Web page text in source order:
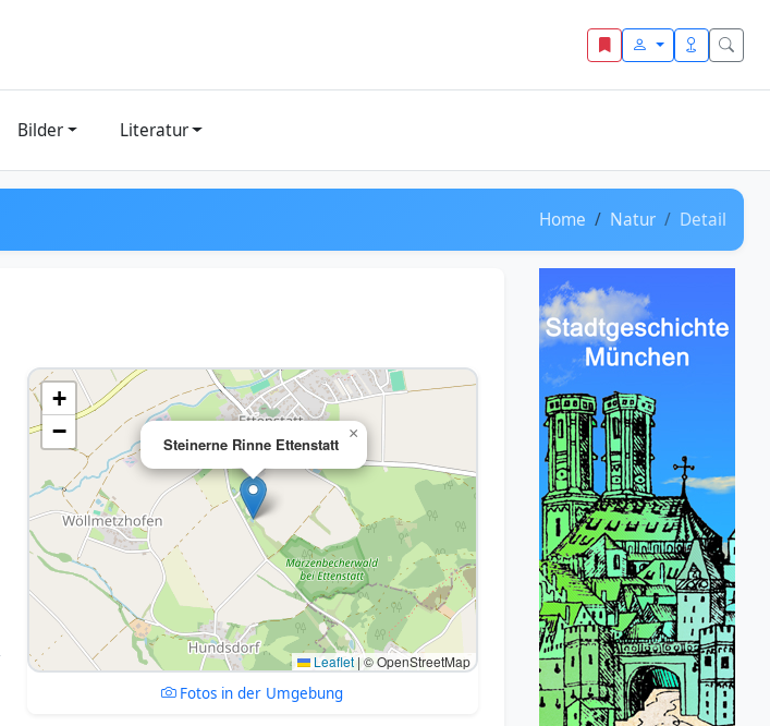
Bilder Literatur
Home Natur Detail
Steinerne Rinne Ettenstatt
×
+
−
Leaflet| © OpenStreetMap
Fotos in der Umgebung